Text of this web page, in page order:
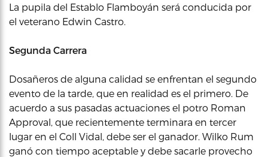
La pupila del Establo Flamboyán será conducida por
el veterano Edwin Castro.
Segunda Carrera
Dosañeros de alguna calidad se enfrentan el segundo
evento de la tarde, que en realidad es el primero. De
acuerdo a sus pasadas actuaciones el potro Roman
Approval, que recientemente terminara en tercer
lugar en el Coll Vidal, debe ser el ganador. Wilko Rum
ganó con tiempo aceptable y debe sacarle provecho